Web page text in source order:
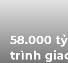
58.000
trình